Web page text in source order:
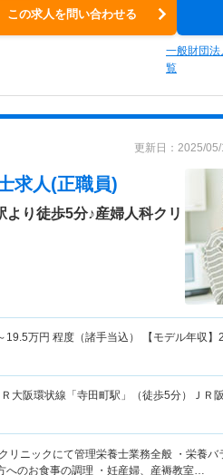
この求人を問い合わせる
一般財団
覧
更新日：2025/
求人(正職員)
より徒歩5分♪産婦人科クリ
19.5万円 程度（諸手当込） 【モデル年収】
Ｒ大阪環状線「寺田町駅」（徒歩5分）ＪＲ
リニックにて管理栄養士業務全般 ・栄養バ
へのお食事の調理 ・妊産婦、産褥教室…